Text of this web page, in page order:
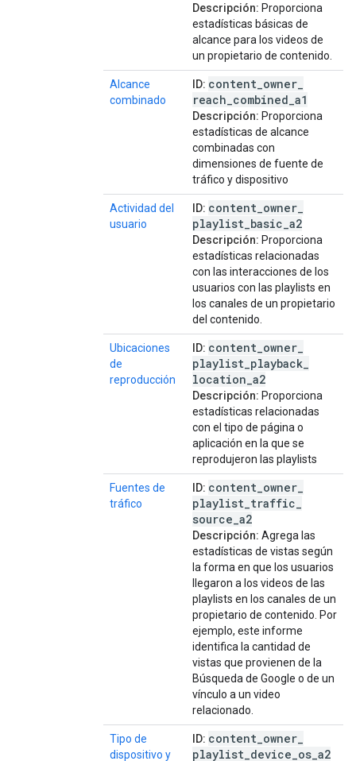
Descripción: Proporciona
estadísticas básicas de
alcance para los videos de
un propietario de contenido.
Alcance
combinado
ID: content owner
reach combined a1
Descripción: Proporciona
estadísticas de alcance
combinadas con
dimensiones de fuente de
tráfico y dispositivo
Actividad del
usuario
ID: content owner
playlist basic a2
Descripción: Proporciona
estadísticas relacionadas
con las interacciones de los
usuarios con las playlists en
los canales de un propietario
del contenido.
Ubicaciones
de
reproducción
ID: content owner
playlist playback
location a2
Descripción: Proporciona
estadísticas relacionadas
con el tipo de página o
aplicación en la que se
reprodujeron las playlists
Fuentes de
tráfico
ID: content owner
playlist traffic
source a2
Descripción: Agrega las
estadísticas de vistas según
la forma en que los usuarios
llegaron a los videos de las
playlists en los canales de un
propietario de contenido. Por
ejemplo, este informe
identifica la cantidad de
vistas que provienen de la
Búsqueda de Google o de un
vínculo a un video
relacionado.
Tipo de
dispositivo y
ID: content owner
playlist device os a2